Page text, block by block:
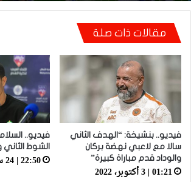
مانشستر يونايتد يستعيد مزراوي في
مقالات ذات صلة
فيديو.. بنشيخة: “الهدف الثاني
سالا مع لاعبي نهضة بركان
والوداد قدم مباراة كبيرة”
01:21 | 3 أكتوبر، 2022
فيديو..
الشوط الثاني
22:50 | 24 سبتمبر، 2020